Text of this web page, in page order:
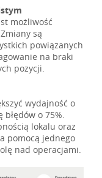
możliwość
są
powiązanych
na braki
pozycji.
wydajność o
o 75%.
lokalu oraz
pomocą jednego
nad operacjami.